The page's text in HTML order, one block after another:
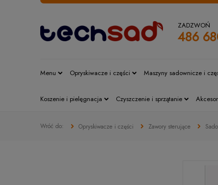
ZADZWOŃ
486
Menu Opryskiwacze i części Maszyny sadownicze i
Koszenie i pielęgnacja Czyszczenie i sprzątanie
Opryskiwacze i części Zawory sterujące